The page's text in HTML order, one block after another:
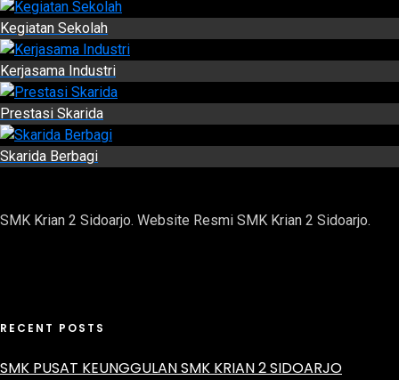
Kegiatan Sekolah
Kerjasama Industri
Prestasi Skarida
Skarida Berbagi
SMK Krian 2 Sidoarjo. Website Resmi SMK Krian 2 Sidoarjo.
RECENT POSTS
SMK PUSAT KEUNGGULAN SMK KRIAN 2 SIDOARJO